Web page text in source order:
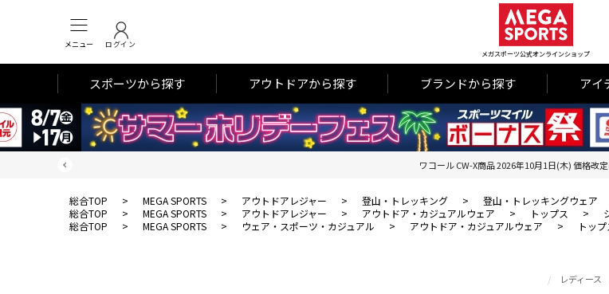
メニュー ログイン
メガスポーツ公式オンラインショップ
スポーツから探す アウトドアから探す ブランドから探す アイ
ワコール CW-X商品 2026年10月1日(木) 価格改
総合TOP > MEGA SPORTS > アウトドアレジャー > 登山・トレッキング > 登山・トレッキングウェア
総合TOP
> MEGA SPORTS > アウトドアレジャー > アウトドア・カジュアルウェア > トップス >
総合TOP
> MEGA SPORTS > ウェア・スポーツ・カジュアル > アウトドア・カジュアルウェア > トップ
レディース